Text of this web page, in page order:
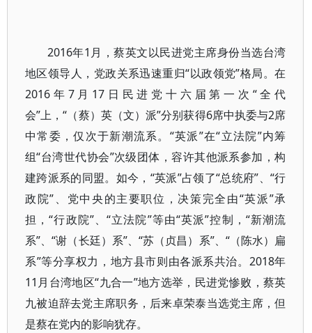
2016年1月，蔡英文以民进党主席身份当选台湾
地区领导人，党政关系迅速重归“以政领党”格局。在
2016年7月17日民进党十六届第一次“全代
会”上，“（蔡）英（文）派”分别获得6席中执委与2席
中常委，仅次于新潮流系。“英派”在“立法院”内筹
组“台湾世代协会”次级团体，容许其他派系参加，构
建跨派系的同盟。如今，“英派”占领了“总统府”、“行
政院”、党中央的主要职位，决策完全由“英派”承
担，“行政院”、“立法院”等由“英派”控制，“新潮流
系”、“谢（长廷）系”、“苏（贞昌）系”、“（陈水）扁
系”等分享权力，地方县市则由各派系共治。2018年
11月台湾地区“九合一”地方选举，民进党惨败，蔡英
九被迫辞去党主席职务，后来卓荣泰当选党主席，但
是蔡在党内的影响犹存。